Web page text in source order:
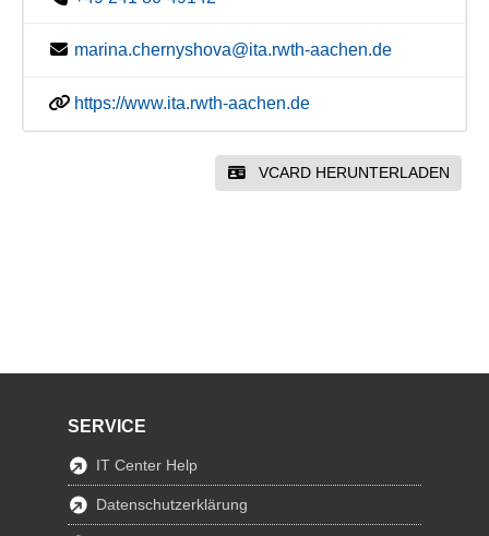
marina.chernyshova@ita.rwth-aachen.de
https://www.ita.rwth-aachen.de
VCARD HERUNTERLADEN
SERVICE
IT Center Help
Datenschutzerklärung